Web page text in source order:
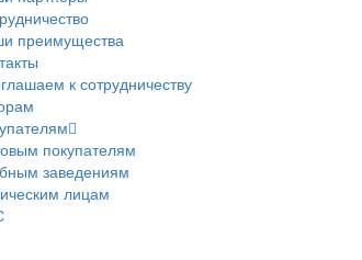
преимущества
к сотрудничеству
покупателям
заведениям
лицам